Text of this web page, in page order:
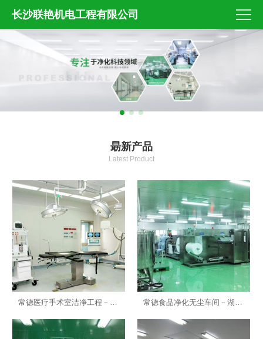
长沙联艳机电工程有限公司
朂新产品
Latest Product
常德医疗手术室洁净工程－湖南洁净实验室 常德食品净化无尘车间－湖南无尘车间施工